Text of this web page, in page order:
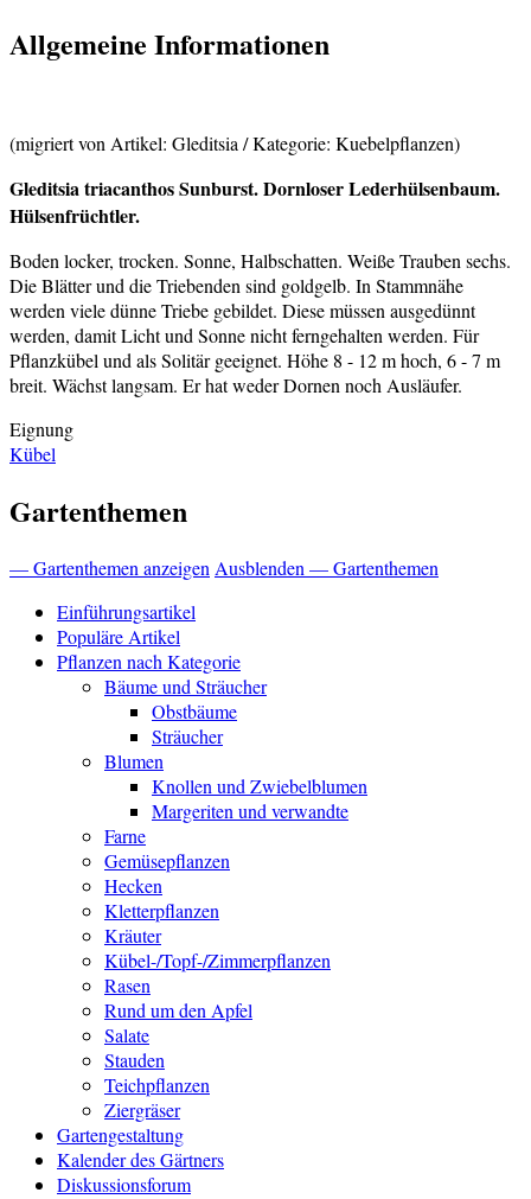
Allgemeine Informationen
(migriert von Artikel: Gleditsia / Kategorie: Kuebelpflanzen)
Gleditsia triacanthos Sunburst.Dornloser Lederhülsenbaum.
Hülsenfrüchtler.
Boden locker, trocken. Sonne, Halbschatten. Weiße Trauben sechs.
Die Blätter und die Triebenden sind goldgelb. In Stammnähe
werden viele dünne Triebe gebildet. Diese müssen ausgedünnt
werden, damit Licht und Sonne nicht ferngehalten werden. Für
Pflanzkübel und als Solitär geeignet. Höhe 8 - 12 m hoch, 6 - 7 m
breit. Wächst langsam. Er hat weder Dornen noch Ausläufer.
Eignung
Kübel
Gartenthemen
— Gartenthemen anzeigenAusblenden — Gartenthemen
Einführungsartikel
Populäre Artikel
Pflanzen nach Kategorie
Bäume und Sträucher
Obstbäume
Sträucher
Blumen
Knollen und Zwiebelblumen
Margeriten und verwandte
Farne
Gemüsepflanzen
Hecken
Kletterpflanzen
Kräuter
Kübel-/Topf-/Zimmerpflanzen
Rasen
Rund um den Apfel
Salate
Stauden
Teichpflanzen
Ziergräser
Gartengestaltung
Kalender des Gärtners
Diskussionsforum